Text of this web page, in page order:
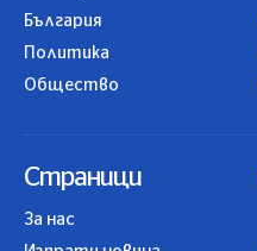
България
Политика
Общество
Страници
За нас